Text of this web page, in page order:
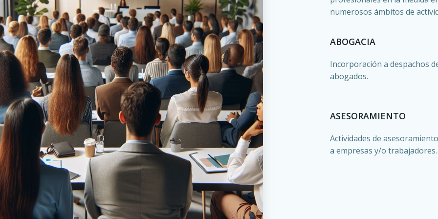
numerosos ámbitos de
ABOGACIA
Incorporación a despachos
abogados.
ASESORAMIENTO
Actividades de
a empresas y/o trabajadores.